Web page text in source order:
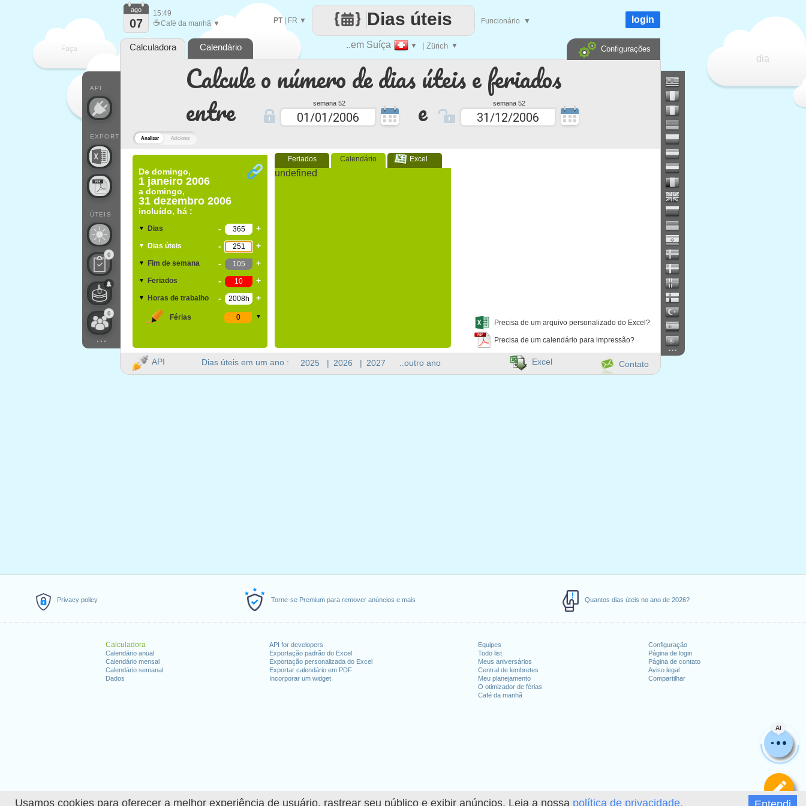
Usamos cookies para oferecer a melhor experiência de usuário, rastrear seu público e exibir anúncios. Leia a nossa política de privacidade.
Privacy policy Torne-se Premium para remover anúncios e mais Quantos dias úteis no ano de 2026?
Calculadora
Calendário anual
Calendário mensal
Calendário semanal
Dados
API for developers
Exportação padrão do Excel
Exportação personalizada do Excel
Exportar calendário em PDF
Incorporar um widget
Equipes
Todo list
Meus aniversários
Central de lembretes
Meu planejamento
O otimizador de férias
Café da manhã
Configuração
Página de login
Página de contato
Aviso legal
Compartilhar
Analisar Adicionar
Calcule o número de dias úteis e feriados
entre
semana 52 e semana 52
De domingo,
1 janeiro 2006
a domingo,
31 dezembro 2006
incluído, há :
▼ Dias - +
▼ Dias úteis - +
▼ Fim de semana - +
▼ Feriados - +
▼ Horas de trabalho - +
Férias ▼
Feriados Calendário Excel
undefined
Precisa de um arquivo personalizado do Excel?
Precisa de um calendário para impressão?
AI
Faça
dia
..em Suíça ▼ | Zürich ▼
Dias úteis
PT| FR ▼ Funcionário ▼
API
EXPORT
ÚTEIS
0
0
...
ago
07
15:49
☕Café da manhã ▼ login
Calculadora Calendário Configurações
Dias úteis em um ano : 2025 | 2026 | 2027 ..outro ano
...
API Contato
Excel